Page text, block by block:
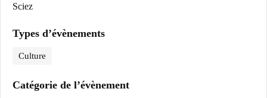
Sciez
Types d’évènements
Culture
Catégorie de l’évènement